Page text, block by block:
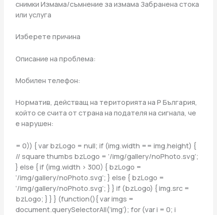
снимки Измама/съмнение за измама Забранена стока
или услуга
Изберете причина
Описание на проблема:
Мобилен телефон:
Норматив, действащ на територията на Р България,
който се счита от страна на подателя на сигнала, че
е нарушен:
= 0)) { var bzLogo = null; if (img.width == img.height) {
// square thumbs bzLogo = ‘/img/gallery/noPhoto.svg’;
} else { if (img.width > 300) { bzLogo =
‘/img/gallery/noPhoto.svg’; } else { bzLogo =
‘/img/gallery/noPhoto.svg’; } } if (bzLogo) { img.src =
bzLogo; } } } (function(){ var imgs =
document.querySelectorAll(‘img’); for (var i = 0; i